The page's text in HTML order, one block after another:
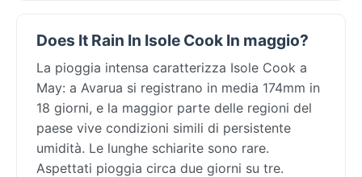
Does It Rain In Isole Cook In maggio?
La pioggia intensa caratterizza Isole Cook a
May: a Avarua si registrano in media 174mm in
18 giorni, e la maggior parte delle regioni del
paese vive condizioni simili di persistente
umidità. Le lunghe schiarite sono rare.
Aspettati pioggia circa due giorni su tre.